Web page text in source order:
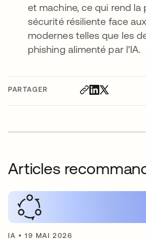
PARTAGER
et machine, ce qui rend la
sécurité résiliente face
modernes telles que les
phishing alimenté par l'IA.
Articles
IA •19 MAI 2026